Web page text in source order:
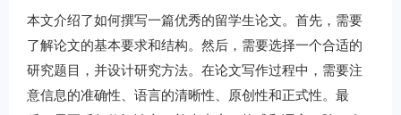
本文介绍了如何撰写一篇优秀的留学生论文。首先，需要
了解论文的基本要求和结构。然后，需要选择一个合适的
研究题目，并设计研究方法。在论文写作过程中，需要注
意信息的准确性、语言的清晰性、原创性和正式性。最